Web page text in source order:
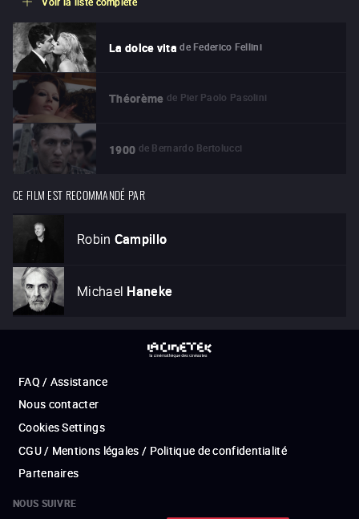
La dolce vita de Federico Fellini
Théorème de Pier Paolo Pasolini
1900 de Bernardo Bertolucci
CE FILM EST RECOMMANDÉ PAR
Robin Campillo
Michael Haneke
FAQ / Assistance
Nous contacter
Cookies Settings
CGU / Mentions légales / Politique de confidentialité
Partenaires
NOUS SUIVRE